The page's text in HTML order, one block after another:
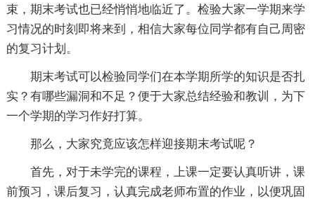
束，期末考试也已经悄悄地临近了。检验大家一学期来学
习情况的时刻即将来到，相信大家每位同学都有自己周密
的复习计划。
期末考试可以检验同学们在本学期所学的知识是否扎
实？有哪些漏洞和不足？便于大家总结经验和教训，为下
一个学期的学习作好打算。
那么，大家究竟应该怎样迎接期末考试呢？
首先，对于未学完的课程，上课一定要认真听讲，课
前预习，课后复习，认真完成老师布置的作业，以便巩固